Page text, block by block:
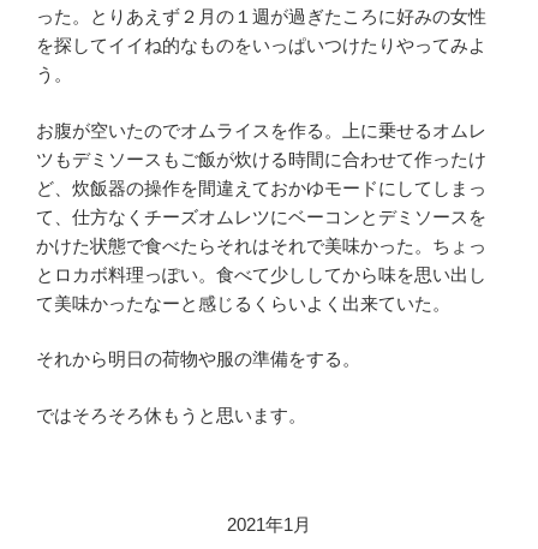
った。とりあえず２月の１週が過ぎたころに好みの女性
を探してイイね的なものをいっぱいつけたりやってみよ
う。
お腹が空いたのでオムライスを作る。上に乗せるオムレ
ツもデミソースもご飯が炊ける時間に合わせて作ったけ
ど、炊飯器の操作を間違えておかゆモードにしてしまっ
て、仕方なくチーズオムレツにベーコンとデミソースを
かけた状態で食べたらそれはそれで美味かった。ちょっ
とロカボ料理っぽい。食べて少ししてから味を思い出し
て美味かったなーと感じるくらいよく出来ていた。
それから明日の荷物や服の準備をする。
ではそろそろ休もうと思います。
2021年1月